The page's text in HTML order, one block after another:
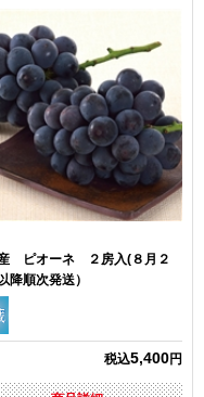
ピオーネ ２房入(８月２
降順次発送）
税込5,400円